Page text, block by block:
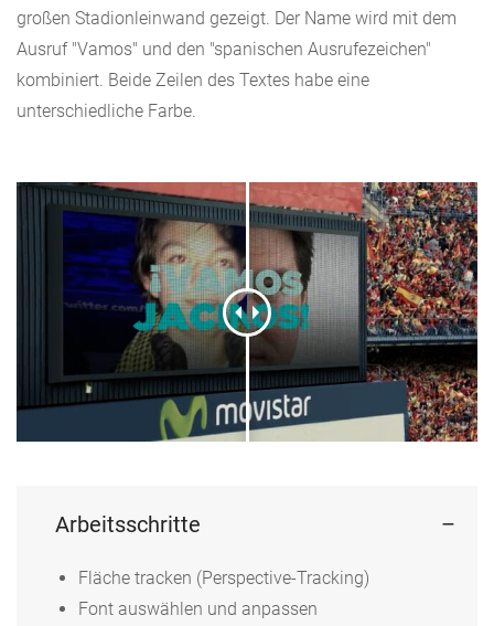
großen Stadionleinwand gezeigt. Der Name wird mit dem
Ausruf "Vamos" und den "spanischen Ausrufezeichen"
kombiniert. Beide Zeilen des Textes habe eine
unterschiedliche Farbe.
Arbeitsschritte
Fläche tracken (Perspective-Tracking)
Font auswählen und anpassen